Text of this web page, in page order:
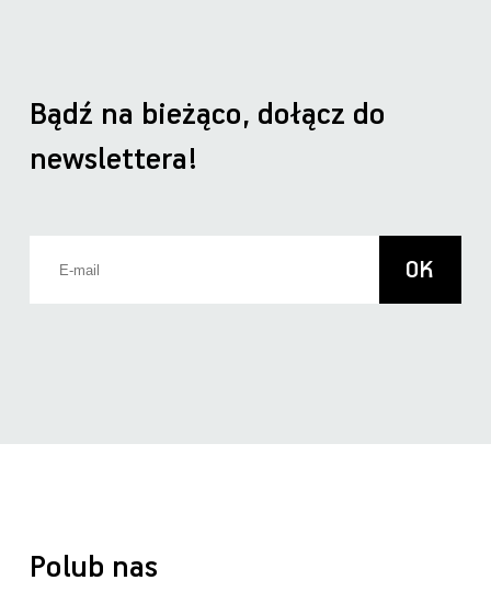
Polub nas
Bądź na bieżąco, dołącz do
newslettera!